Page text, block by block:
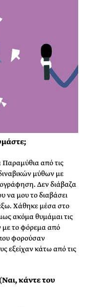
Παραμύθια από τις
μύθων με
Δεν διάβαζα
να μου το διαβάσει
Χάθηκε μέσα στο
ακόμα θυμάμαι τις
με το φόρεμα από
φορούσαν
εξείχαν κάτω από τις
κάντε του